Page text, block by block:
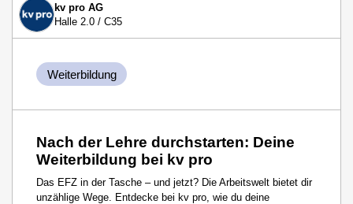
kv pro AG
Halle 2.0 / C35
Weiterbildung
Nach der Lehre durchstarten: Deine
Weiterbildung bei kv pro
Das EFZ in der Tasche – und jetzt? Die Arbeitswelt bietet dir
unzählige Wege. Entdecke bei kv pro, wie du deine